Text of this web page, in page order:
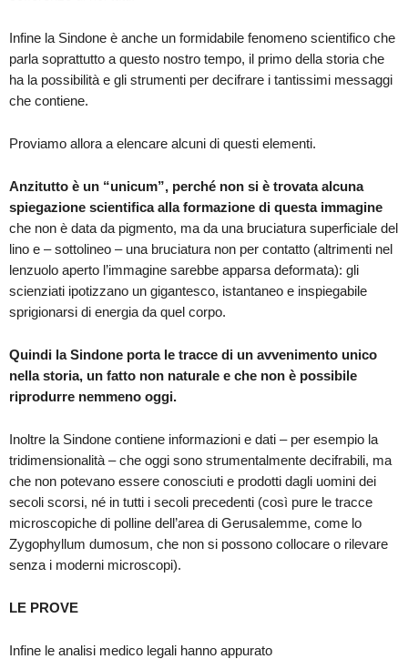
Infine la Sindone è anche un formidabile fenomeno scientifico che
parla soprattutto a questo nostro tempo, il primo della storia che
ha la possibilità e gli strumenti per decifrare i tantissimi messaggi
che contiene.
Proviamo allora a elencare alcuni di questi elementi.
Anzitutto è un “unicum”, perché non si è trovata alcuna
spiegazione scientifica alla formazione di questa immagine
che non è data da pigmento, ma da una bruciatura superficiale del
lino e – sottolineo – una bruciatura non per contatto (altrimenti nel
lenzuolo aperto l’immagine sarebbe apparsa deformata): gli
scienziati ipotizzano un gigantesco, istantaneo e inspiegabile
sprigionarsi di energia da quel corpo.
Quindi la Sindone porta le tracce di un avvenimento unico
nella storia, un fatto non naturale e che non è possibile
riprodurre nemmeno oggi.
Inoltre la Sindone contiene informazioni e dati – per esempio la
tridimensionalità – che oggi sono strumentalmente decifrabili, ma
che non potevano essere conosciuti e prodotti dagli uomini dei
secoli scorsi, né in tutti i secoli precedenti (così pure le tracce
microscopiche di polline dell’area di Gerusalemme, come lo
Zygophyllum dumosum, che non si possono collocare o rilevare
senza i moderni microscopi).
LE PROVE
Infine le analisi medico legali hanno appurato